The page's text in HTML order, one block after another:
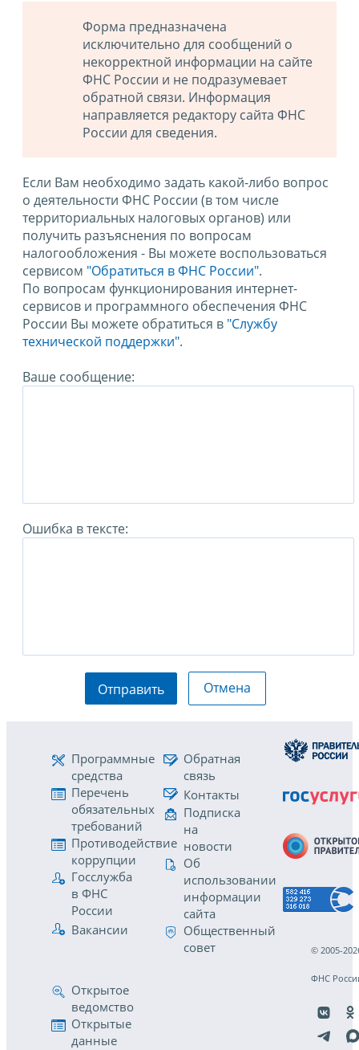
Форма предназначена
исключительно для сообщений о
некорректной информации на сайте
ФНС России и не подразумевает
обратной связи. Информация
направляется редактору сайта ФНС
России для сведения.
Если Вам необходимо задать какой-либо вопрос
о деятельности ФНС России (в том числе
территориальных налоговых органов) или
получить разъяснения по вопросам
налогообложения - Вы можете воспользоваться
сервисом "Обратиться в ФНС России".
По вопросам функционирования интернет-
сервисов и программного обеспечения ФНС
России Вы можете обратиться в "Службу
технической поддержки".
Ваше сообщение:
Ошибка в тексте:
Отправить Отмена
Программные
средства
Перечень
обязательных
требований
Противодействие
коррупции
Госслужба
в ФНС
России
Вакансии
Обратная
связь
Контакты
Подписка
на
новости
Об
использовании
информации
сайта
Общественный
совет
Открытое
ведомство
Открытые
данные
© 2005-
ФНС